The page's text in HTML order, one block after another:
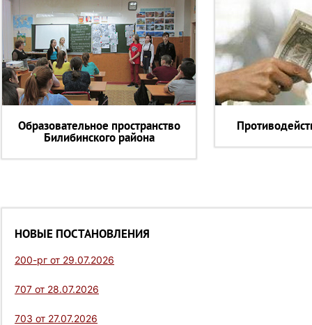
Образовательное пространство
Билибинского района
НОВЫЕ ПОСТАНОВЛЕНИЯ
200-рг от 29.07.2026
707 от 28.07.2026
703 от 27.07.2026